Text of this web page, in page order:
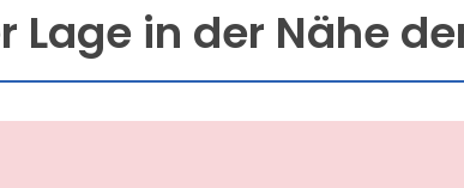
Lage in der Nähe